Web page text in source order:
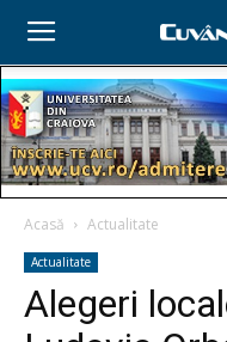
Acasă Actualitate
Actualitate
Alegeri